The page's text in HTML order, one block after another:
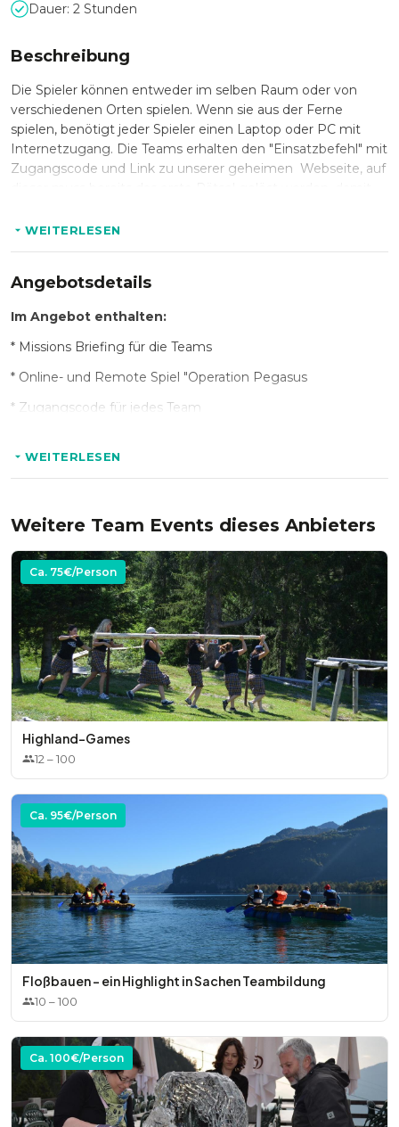
Dauer: 2 Stunden
Beschreibung
Die Spieler können entweder im selben Raum oder von
verschiedenen Orten spielen. Wenn sie aus der Ferne
spielen, benötigt jeder Spieler einen Laptop oder PC mit
Internetzugang. Die Teams erhalten den "Einsatzbefehl" mit
Zugangscode und Link zu unserer geheimen Webseite, auf
Dokumente, diverse Grundrisspläne, Videos, Links und
die Teilnehmer als Team handeln, sich effizient in den 360
kombinieren, dann werden sie das Projekt Pegasus
gewissenhaft meistern.
WEITERLESEN
Angebotsdetails
Im Angebot enthalten:
* Missions Briefing für die Teams
* Online- und Remote Spiel "Operation Pegasus
* Zugangscode für jedes Team
WEITERLESEN
Weitere Team Events dieses Anbieters
Ca. 75€/Person
Highland-Games
12 –100
Ca. 95€/Person
Floßbauen - ein Highlight in Sachen Teambildung
10 –100
Ca. 100€/Person